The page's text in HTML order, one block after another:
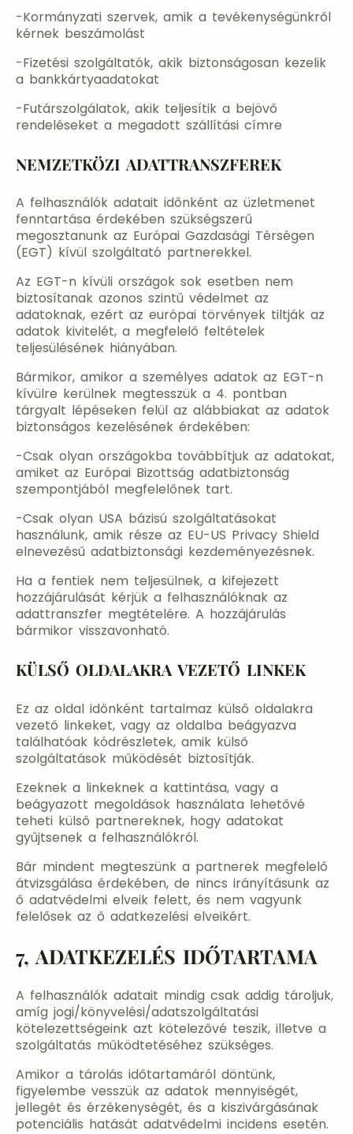
-Kormányzati szervek, amik a tevékenységünkről
kérnek beszámolást
-Fizetési szolgáltatók, akik biztonságosan kezelik
a bankkártyaadatokat
-Futárszolgálatok, akik teljesítik a bejövő
rendeléseket a megadott szállítási címre
NEMZETKÖZI ADATTRANSZFEREK
A felhasználók adatait időnként az üzletmenet
fenntartása érdekében szükségszerű
megosztanunk az Európai Gazdasági Térségen
(EGT) kívül szolgáltató partnerekkel.
Az EGT-n kívüli országok sok esetben nem
biztosítanak azonos szintű védelmet az
adatoknak, ezért az európai törvények tiltják az
adatok kivitelét, a megfelelő feltételek
teljesülésének hiányában.
Bármikor, amikor a személyes adatok az EGT-n
kívülre kerülnek megtesszük a 4. pontban
tárgyalt lépéseken felül az alábbiakat az adatok
biztonságos kezelésének érdekében:
-Csak olyan országokba továbbítjuk az adatokat,
amiket az Európai Bizottság adatbiztonság
szempontjából megfelelőnek tart.
-Csak olyan USA bázisú szolgáltatásokat
használunk, amik része az EU-US Privacy Shield
elnevezésű adatbiztonsági kezdeményezésnek.
Ha a fentiek nem teljesülnek, a kifejezett
hozzájárulását kérjük a felhasználóknak az
adattranszfer megtételére. A hozzájárulás
bármikor visszavonható.
KÜLSŐ OLDALAKRA VEZETŐ LINKEK
Ez az oldal időnként tartalmaz külső oldalakra
vezető linkeket, vagy az oldalba beágyazva
találhatóak kódrészletek, amik külső
szolgáltatások működését biztosítják.
Ezeknek a linkeknek a kattintása, vagy a
beágyazott megoldások használata lehetővé
teheti külső partnereknek, hogy adatokat
gyűjtsenek a felhasználókról.
Bár mindent megteszünk a partnerek megfelelő
átvizsgálása érdekében, de nincs irányításunk az
ő adatvédelmi elveik felett, és nem vagyunk
felelősek az ő adatkezelési elveikért.
7, ADATKEZELÉS IDŐTARTAMA
A felhasználók adatait mindig csak addig tároljuk,
amíg jogi/könyvelési/adatszolgáltatási
kötelezettségeink azt kötelezővé teszik, illetve a
szolgáltatás működtetéséhez szükséges.
Amikor a tárolás időtartamáról döntünk,
figyelembe vesszük az adatok mennyiségét,
jellegét és érzékenységét, és a kiszivárgásának
potenciális hatását adatvédelmi incidens esetén.